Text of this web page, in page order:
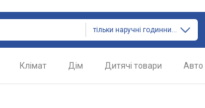
тільки наручні годинники
Клімат Дім Дитячі товари Авто